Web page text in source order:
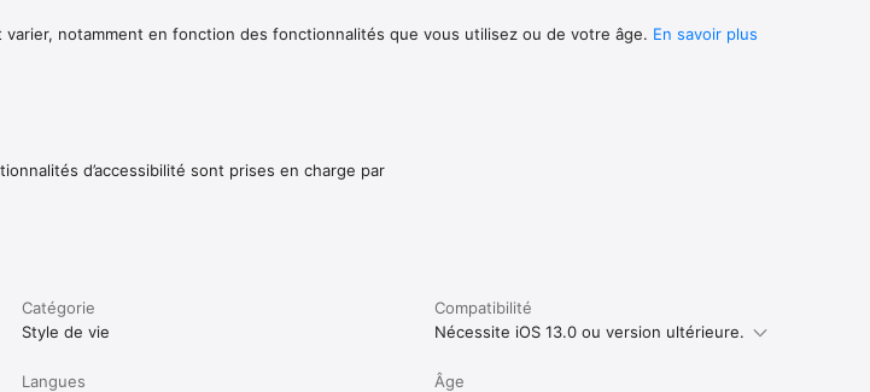
notamment en fonction des fonctionnalités que vous utilisez ou de votre âge. En savoir plus
d’accessibilité sont prises en charge par
Catégorie
Style de vie
Compatibilité
Nécessite iOS 13.0 ou version ultérieure.
Langues
Âge